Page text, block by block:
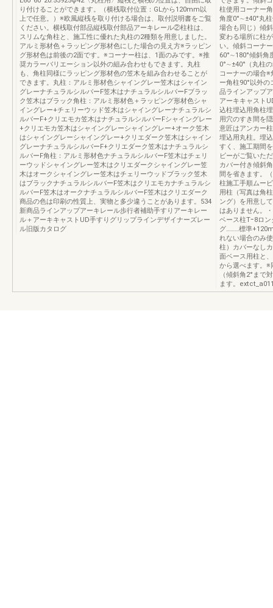
り付けることができます。（横桟取付位置：GLから120mm以
上で任意。）※欧風縦桟を取り付ける場合は、取付説明書をご覧
ください。横桟取付部品縦桟取付部品アーキレール②柱柱は、
スリムな角柱と、施工性に優れた丸柱の2種類を用意しました。
アルミ形材色＋ラッピング形材色にした場合の見え方※ラッピン
グ形材色は前後の2面です。※コーナー柱は、1面のみです。※推
奨カラーバリエーション以外の組み合わせもできます。丸柱
も、角柱同様にラッピング形材色の笠木を組み合わせることが
できます。丸柱：アルミ形材色シャイングレー笠木はシャイン
グレーナチュラルシルバーF笠木はナチュラルシルバーFブラッ
ク笠木はブラック角柱：アルミ形材色＋ラッピング形材色シャ
イングレー+チェリーウッド笠木はシャイングレーナチュラルシ
ルバーF+クリエモカ笠木はナチュラルシルバーFシャイングレー
+クリエモカ笠木はシャイングレーシャイングレー+オーク笠木
はシャイングレーシャイングレー+クリエダーク笠木はシャイン
グレーナチュラルシルバーF+クリエダーク笠木はナチュラルシ
ルバーF角柱：アルミ形材色ナチュラルシルバーF笠木はチェリ
ーウッドシャイングレー笠木はクリエダークシャイングレー笠
木はオークシャイングレー笠木はチェリーウッドブラック笠木
はブラックナチュラルシルバーF笠木はクリエモカナチュラルシ
ルバーF笠木はオークナチュラルシルバーF笠木はクリエダーク
商品の色は印刷の性質上、実物と多少違うことがあります。534
新商品ラインアップアーキレール歩行者補助手すりアーキレー
ル＋アーキキャストUD手すりグリップラインデザイナーズレー
ル旧版カタログ
柱使用コーナー
角度0°∼±40°丸
場合も同じ）傾
変わる場所に柱
い。傾斜コーナ
60°∼180°傾斜角
0°∼±40°（丸柱
コーナーの場合※
ー角柱90°以外
品ラインアップ
アーキキャスト
込柱埋込用角柱
用穴のすき間を
意匠はアンカー
埋込用丸柱。埋
すく、施工期間
ビーがご覧いた
カバー付き傾斜
間を省きます。
柱施工手順ムー
用柱（写真は角
ング）を用意し
はありません。
ベース柱Tｰ8ロ
グ………標準
れない場合のみ
柱）カバーなし
面ベース用柱と
から選べます。※
（傾斜角2°まで
ます。